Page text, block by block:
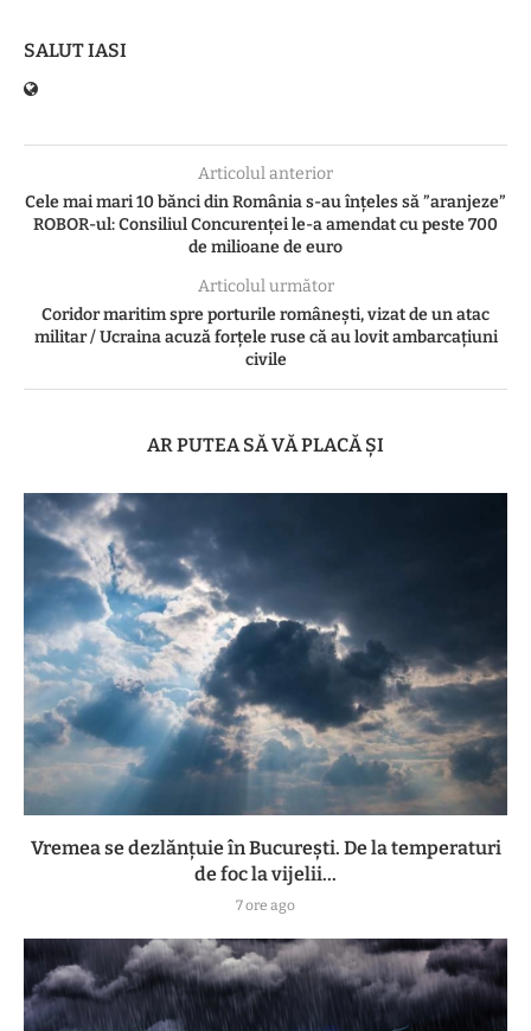
SALUT IASI
Articolul anterior
Cele mai mari 10 bănci din România s-au înțeles să ”aranjeze”
ROBOR-ul: Consiliul Concurenței le-a amendat cu peste 700
de milioane de euro
Articolul următor
Coridor maritim spre porturile românești, vizat de un atac
militar / Ucraina acuză forțele ruse că au lovit ambarcațiuni
civile
AR PUTEA SĂ VĂ PLACĂ ȘI
Vremea se dezlănțuie în București. De la temperaturi
de foc la vijelii...
7 ore ago